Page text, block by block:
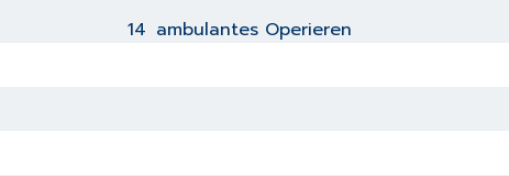
14 ambulantes Operieren